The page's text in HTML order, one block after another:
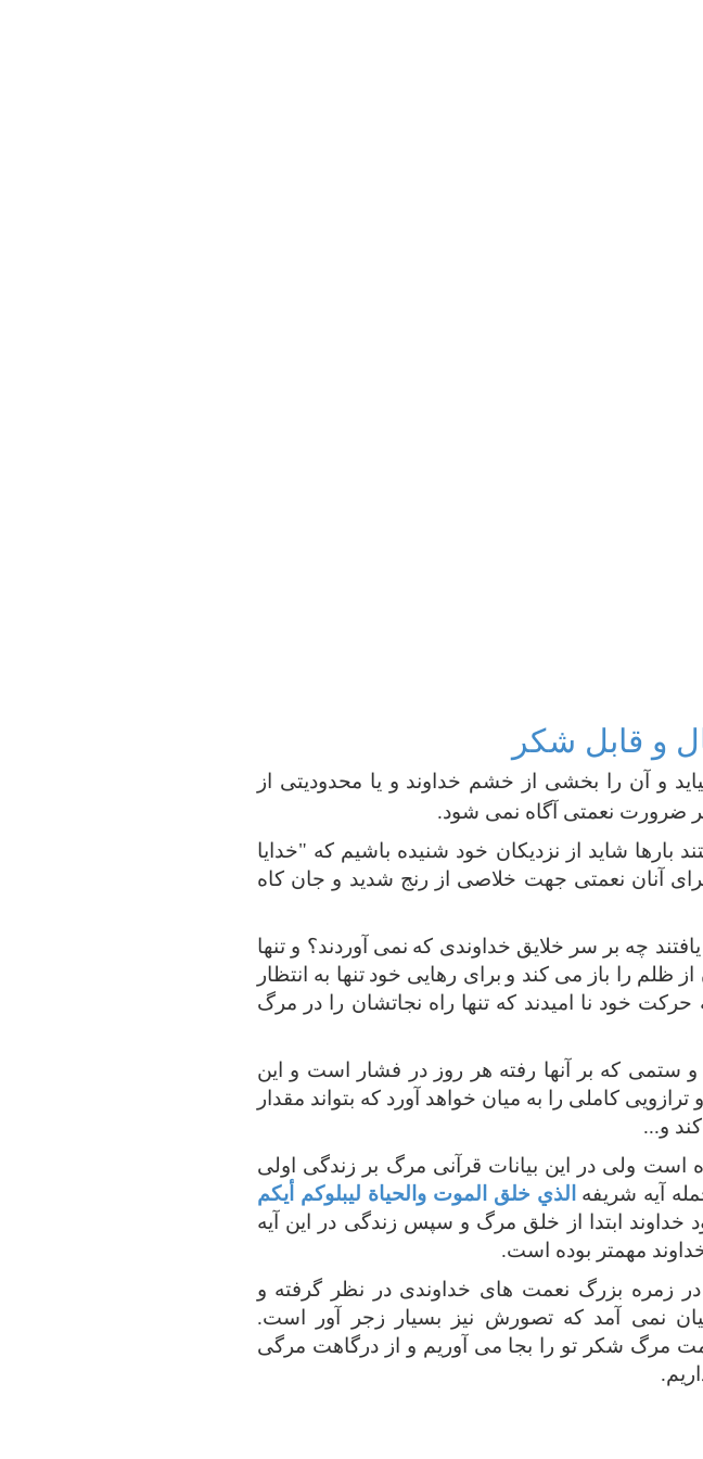
و قابل شکر
و آن را بخشی از خشم خداوند و یا محدودیتی از
ضرورت نعمتی آگاه نمی شود.
بارها شاید از نزدیکان خود شنیده باشیم که "خدایا
آنان نعمتی جهت خلاصی از رنج شدید و جان کاه
چه بر سر خلایق خداوندی که نمی آوردند؟ و تنها
ظلم را باز می کند و برای رهایی خود تنها به انتظار
خود نا امیدند که تنها راه نجاتشان را در مرگ
ستمی که بر آنها رفته هر روز در فشار است و این
کاملی را به میان خواهد آورد که بتواند مقدار
و...
است ولی در این بیانات قرآنی مرگ بر زندگی اولی
آیه شریفه الذي خلق الموت والحياة ليبلوكم أيكم
ابتدا از خلق مرگ و سپس زندگی در این آیه
مهمتر بوده است.
زمره بزرگ نعمت های خداوندی در نظر گرفته و
نمی آمد که تصورش نیز بسیار زجر آور است.
مرگ شکر تو را بجا می آوریم و از درگاهت مرگی